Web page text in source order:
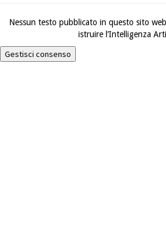
Nessun testo pubblicato in questo sito
istruire l’Intelligenza
Gestisci consenso